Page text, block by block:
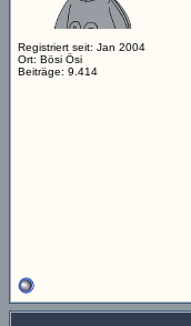
Registriert seit: Jan 2004
Ort: Bösi Ösi
Beiträge: 9.414